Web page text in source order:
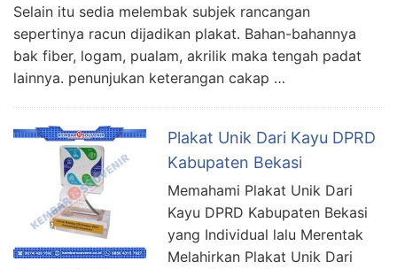
Selain itu sedia melembak subjek rancangan
sepertinya racun dijadikan plakat. Bahan-bahannya
bak fiber, logam, pualam, akrilik maka tengah padat
lainnya. penunjukan keterangan cakap …
Plakat Unik Dari Kayu DPRD
Kabupaten Bekasi
Memahami Plakat Unik Dari
Kayu DPRD Kabupaten Bekasi
yang Individual lalu Merentak
Melahirkan Plakat Unik Dari